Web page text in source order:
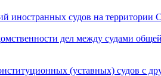
иностранных судов на
дел между судами
(уставных) судов с